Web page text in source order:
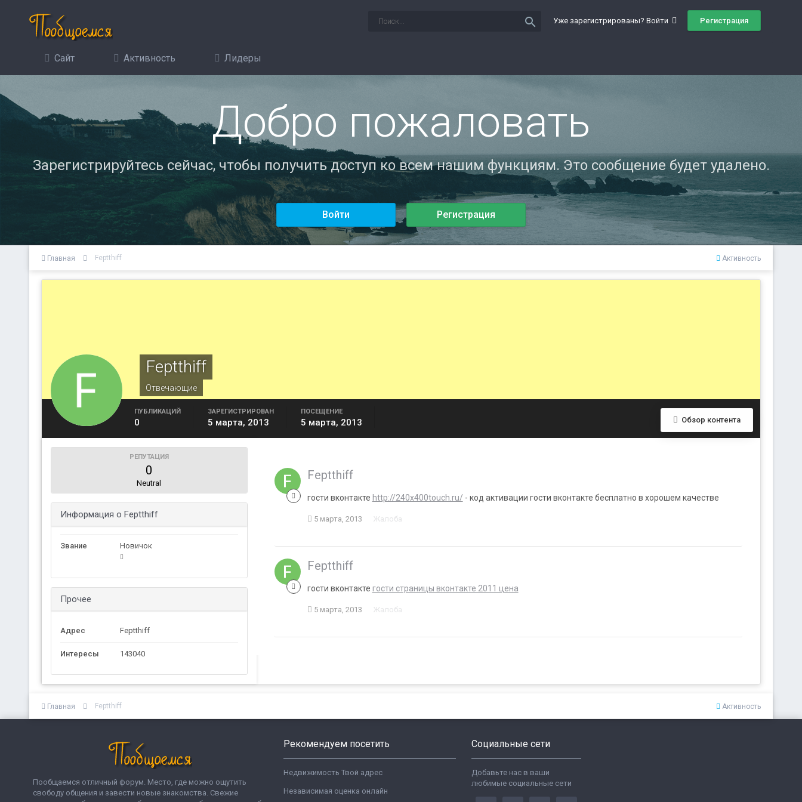
Уже зарегистрированы? Войти Регистрация
search
Сайт Активность Лидеры
Добро пожаловать
Зарегистрируйтесь сейчас, чтобы получить доступ ко всем нашим функциям. Это сообщение будет удалено.
Войти Регистрация
Активность
Главная Feptthiff
Feptthiff
Отвечающие
Обзор контента
ПУБЛИКАЦИЙ
0
ЗАРЕГИСТРИРОВАН
5 марта, 2013
ПОСЕЩЕНИЕ
5 марта, 2013
РЕПУТАЦИЯ
0
Neutral
Информация о Feptthiff
Звание Новичок
Прочее
Адрес Feptthiff
Интересы 143040
Feptthiff
гости вконтакте http://240x400touch.ru/ - код активации гости вконтакте бесплатно в хорошем качестве
5 марта, 2013 Жалоба
Feptthiff
гости вконтакте гости страницы вконтакте 2011 цена
5 марта, 2013 Жалоба
Активность
Главная Feptthiff
Пообщаемся отличный форум. Место, где можно ощутить
свободу общения и завести новые знакомства. Свежие
Рекомендуем посетить
Недвижимость Твой адрес
Независимая оценка онлайн
Социальные сети
Добавьте нас в ваши
любимые социальные сети